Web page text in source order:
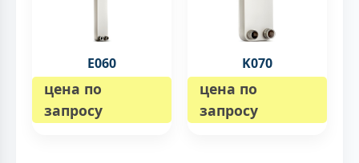
E060
цена по
запросу
K070
цена по
запросу